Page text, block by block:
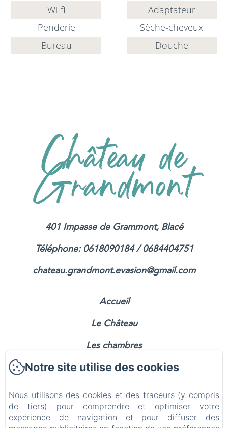
Wi-fi
Penderie
Bureau
Adaptateur
Sèche-cheveux
Douche
Château de
Grandmont
401 Impasse de Grammont, Blacé
Téléphone: 0618090184 / 0684404751
chateau.grandmont.evasion@gmail.com
Accueil
Le Château
Les chambres
Le Gîte
Les environs
Notre site utilise des cookies
Nous utilisons des cookies et des traceurs (y compris
de tiers) pour comprendre et optimiser votre
expérience de navigation et pour diffuser des